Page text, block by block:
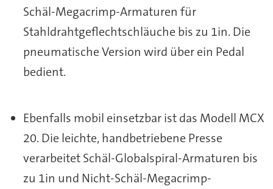
Schäl-Megacrimp-Armaturen für
Stahldrahtgeflechtschläuche bis zu 1in. Die
pneumatische Version wird über ein Pedal
bedient.
Ebenfalls mobil einsetzbar ist das Modell MCX
20. Die leichte, handbetriebene Presse
verarbeitet Schäl-Globalspiral-Armaturen bis
zu 1in und Nicht-Schäl-Megacrimp-